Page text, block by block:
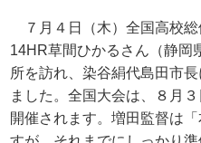
７月４日（木）全国高校総
14HR草間ひかるさん（静岡
所を訪れ、染谷絹代島田市
ました。全国大会は、８月
開催されます。増田監督は